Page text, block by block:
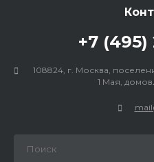
+7 (495)
108824, г. Москва,
1 Мая,